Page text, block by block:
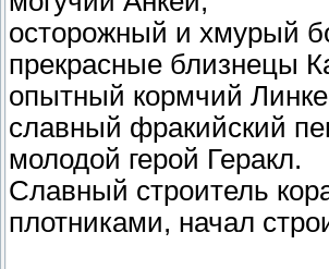
осторожный и хмурый
прекрасные близнецы
опытный кормчий
славный фракийский
молодой герой Геракл.
Славный строитель
плотниками, начал